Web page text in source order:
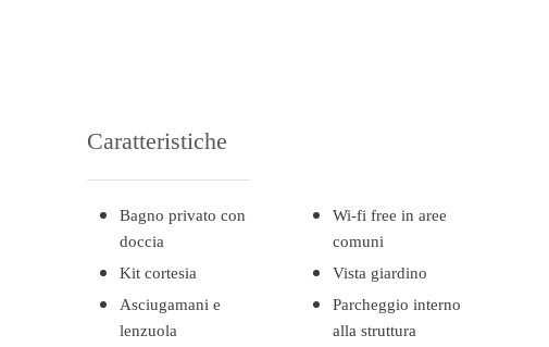
Caratteristiche
Bagno privato con
doccia
Kit cortesia
Asciugamani e
lenzuola
Wi-fi free in aree
comuni
Vista giardino
Parcheggio interno
alla struttura